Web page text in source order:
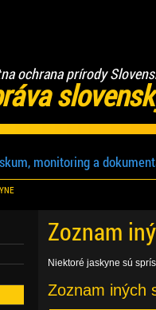
ochrana prírody
monitoring a
Zoznam
Niektoré jaskyne sú
Zoznam iných